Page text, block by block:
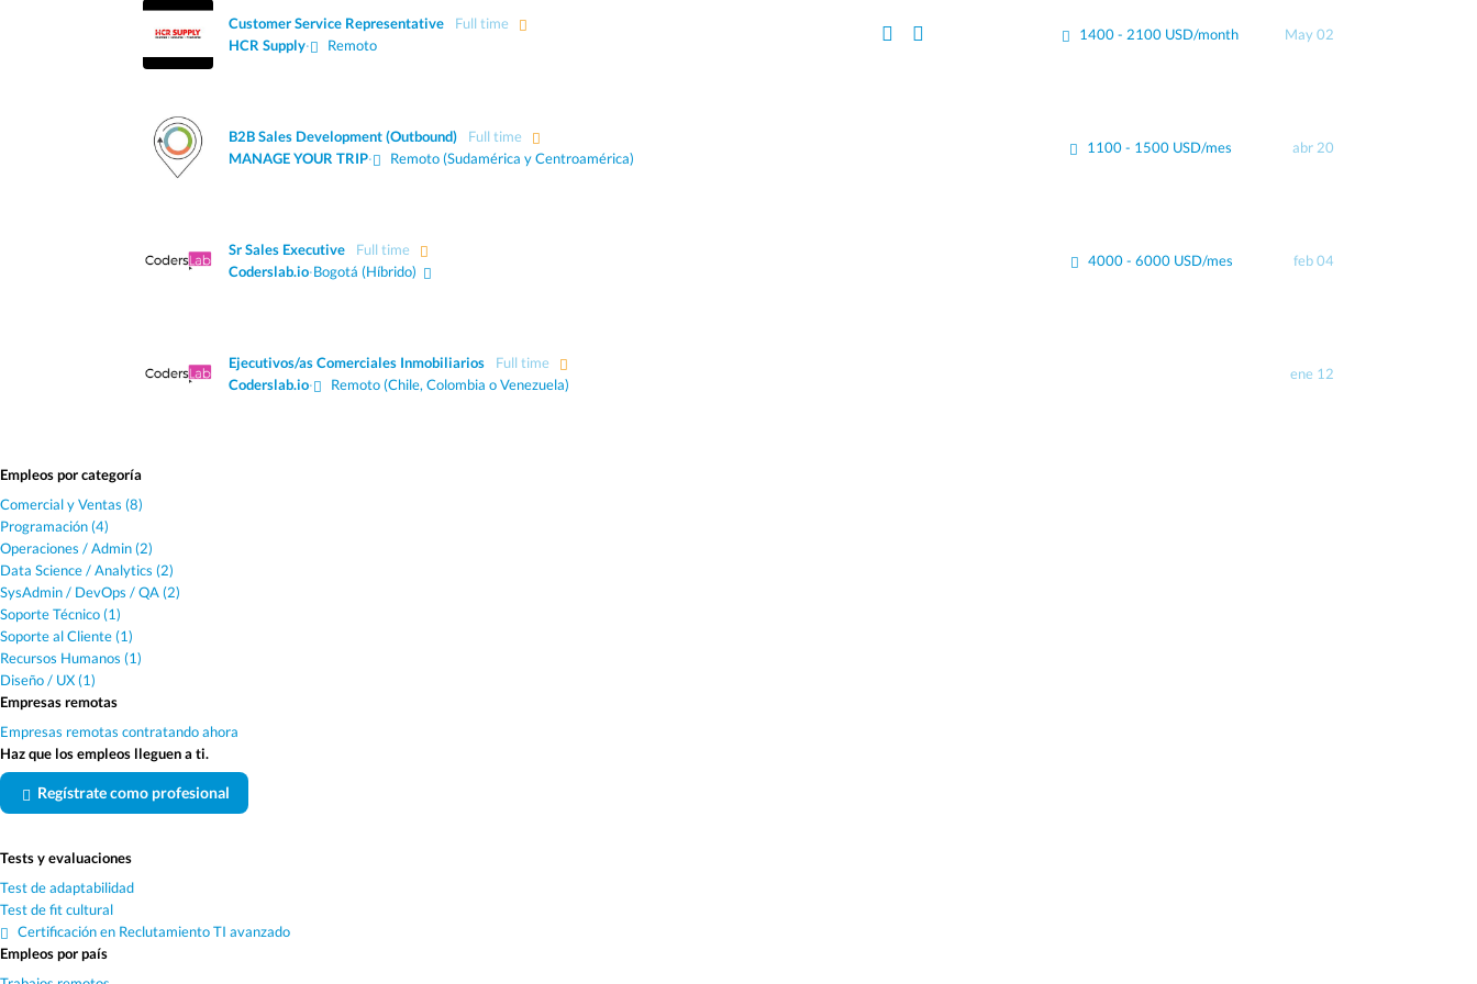
Customer Service Representative
Full time
HCR Supply· Remoto
1400 - 2100 USD/month May 02
B2B Sales Development (Outbound)
Full time
MANAGE YOUR TRIP· Remoto (Sudamérica y Centroamérica)
1100 - 1500 USD/mes abr 20
Sr Sales Executive
Full time
Coderslab.io·Bogotá (Híbrido)
4000 - 6000 USD/mes feb 04
Ejecutivos/as Comerciales Inmobiliarios
Full time
Coderslab.io· Remoto (Chile, Colombia o Venezuela)
ene 12
Empleos por categoría
Comercial y Ventas (8)
Programación (4)
Operaciones / Admin (2)
Data Science / Analytics (2)
SysAdmin / DevOps / QA (2)
Soporte Técnico (1)
Soporte al Cliente (1)
Recursos Humanos (1)
Diseño / UX (1)
Empresas remotas
Empresas remotas contratando ahora
Haz que los empleos lleguen a ti.
Regístrate como profesional
Tests y evaluaciones
Test de adaptabilidad
Test de fit cultural
Certificación en Reclutamiento TI avanzado
Empleos por país